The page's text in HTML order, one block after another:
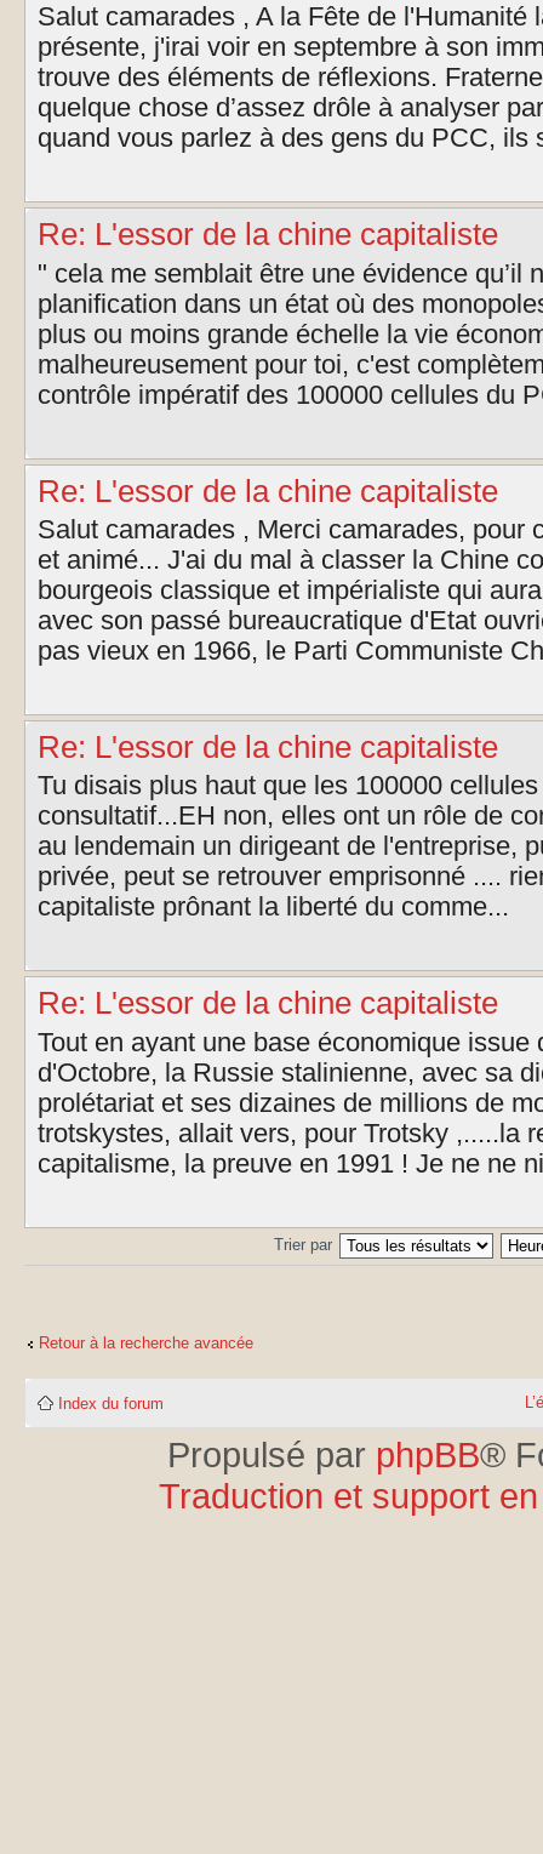
Salut camarades , A la Fête de l'Humanité
présente, j'irai voir en septembre à son
trouve des éléments de réflexions.
quelque chose d’assez drôle à analyser
quand vous parlez à des gens du PCC, ils
Re: L'essor de la chine capitaliste
" cela me semblait être une évidence qu’il
planification dans un état où des
plus ou moins grande échelle la vie
malheureusement pour toi, c'est
contrôle impératif des 100000 cellules du
Re: L'essor de la chine capitaliste
Salut camarades , Merci camarades, pour
et animé... J'ai du mal à classer la Chine
bourgeois classique et impérialiste qui
avec son passé bureaucratique d'Etat
pas vieux en 1966, le Parti Communiste
Re: L'essor de la chine capitaliste
Tu disais plus haut que les 100000
consultatif...EH non, elles ont un rôle de
au lendemain un dirigeant de l'entreprise,
privée, peut se retrouver emprisonné ....
capitaliste prônant la liberté du comme...
Re: L'essor de la chine capitaliste
Tout en ayant une base économique issue
d'Octobre, la Russie stalinienne, avec sa
prolétariat et ses dizaines de millions de
trotskystes, allait vers, pour Trotsky ,.....la
capitalisme, la preuve en 1991 ! Je ne ne
Trier par
Retour à la recherche avancée
Index du forum
Propulsé par phpBB®
Traduction et support